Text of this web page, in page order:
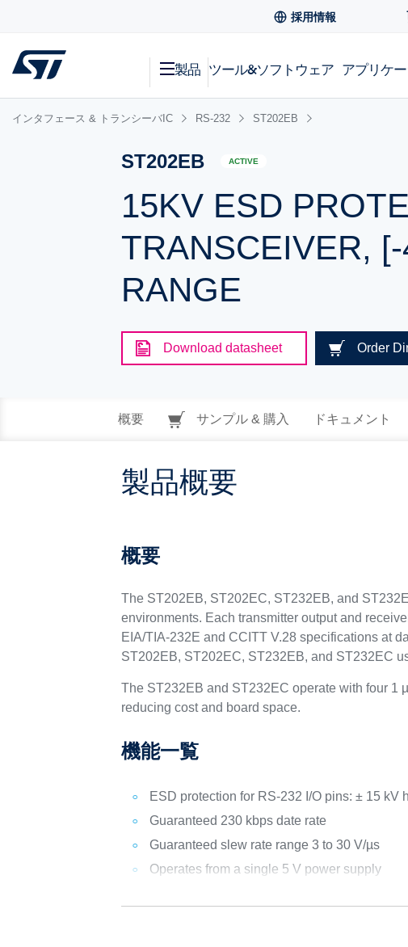
採用情報
製品 ツール&ソフトウェア アプリケ
インタフェース & トランシーバIC RS-232 ST202EB
ST202EB ACTIVE
15KV ESD
TRANSCEIVER,
RANGE
Download datasheet Order
概要 サンプル & 購入 ドキュメント
製品概要
概要
The ST202EB, ST202EC, ST232EB, and
environments. Each transmitter output and
EIA/TIA-232E and CCITT V.28 specifications at
ST202EB, ST202EC, ST232EB, and ST232EC
The ST232EB and ST232EC operate with four 1
reducing cost and board space.
機能一覧
ESD protection for RS-232 I/O pins: ± 15 kV
Guaranteed 230 kbps date rate
Guaranteed slew rate range 3 to 30 V/µs
Operates from a single 5 V power supply